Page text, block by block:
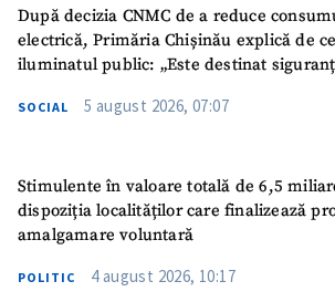
După decizia CNMC de a reduce
electrică, Primăria Chișinău explică de
iluminatul public: „Este destinat
SOCIAL 5 august 2026, 07:07
Stimulente în valoare totală de 6,5
dispoziția localităților care finalizează
amalgamare voluntară
POLITIC 4 august 2026, 10:17